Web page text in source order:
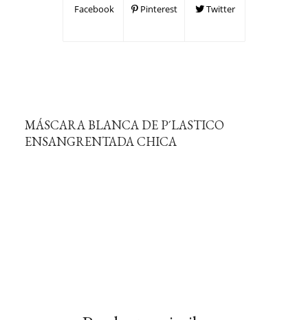
Facebook Pinterest Twitter
MÁSCARA BLANCA DE P´LASTICO
ENSANGRENTADA CHICA